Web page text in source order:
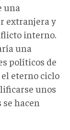
una
extranjera y
interno.
una
políticos de
eterno ciclo
unos
hacen